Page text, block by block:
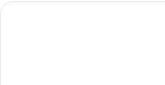
Hotel Albani Firenze